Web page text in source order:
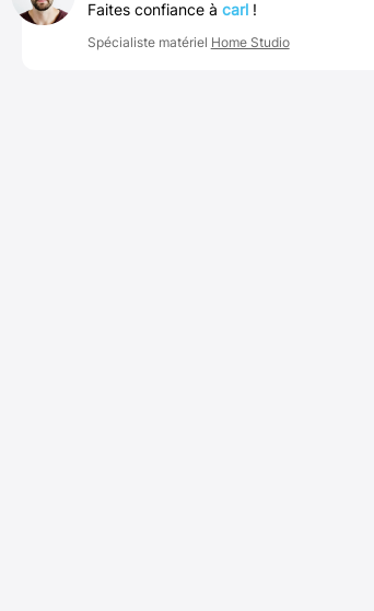
Faites confiance à carl!
Spécialiste matériel Home Studio